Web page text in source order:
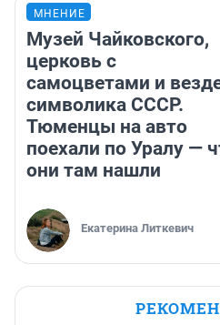
МНЕНИЕ
Музей Чайковского,
церковь с
самоцветами и
символика СССР.
Тюменцы на авто
поехали по Уралу —
они там нашли
Екатерина Литкевич